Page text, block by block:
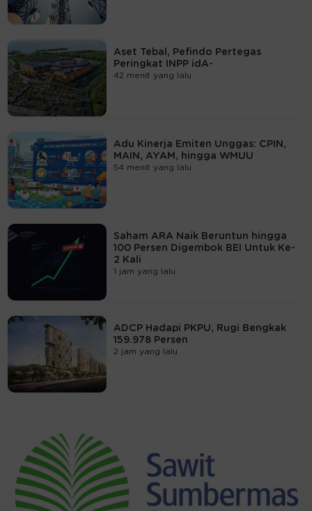
Aset Tebal, Pefindo Pertegas
Peringkat INPP idA-
42 menit yang lalu
Adu Kinerja Emiten Unggas: CPIN,
MAIN, AYAM, hingga WMUU
54 menit yang lalu
Saham ARA Naik Beruntun hingga
100 Persen Digembok BEI Untuk Ke-
2 Kali
1 jam yang lalu
ADCP Hadapi PKPU, Rugi Bengkak
159.978 Persen
2 jam yang lalu